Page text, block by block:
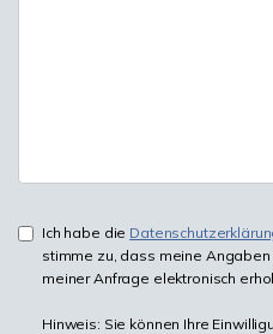
Ich habe die
stimme zu, dass meine
meiner Anfrage elektronisch
Hinweis: Sie können Ihre